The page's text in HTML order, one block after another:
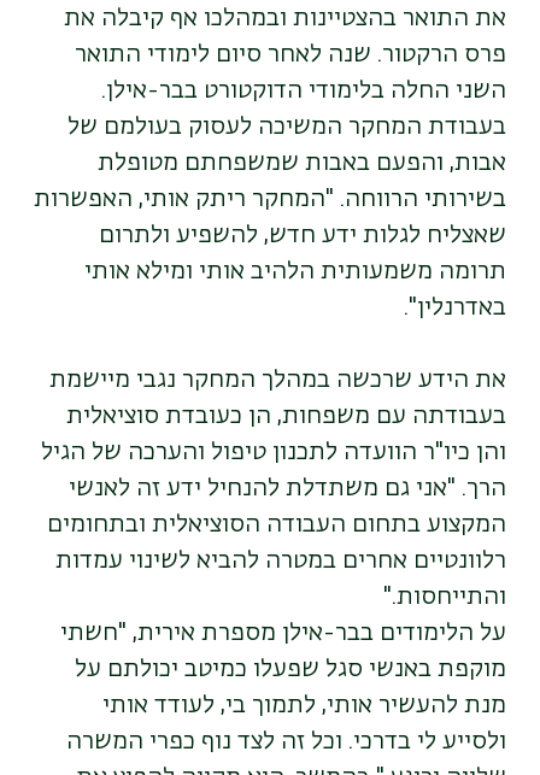
את התואר בהצטיינות ובמהלכו אף קיבלה את
פרס הרקטור. שנה לאחר סיום לימודי התואר
השני החלה בלימודי הדוקטורט בבר-אילן.
בעבודת המחקר המשיכה לעסוק בעולמם של
אבות, והפעם באבות שמשפחתם מטופלת
בשירותי הרווחה. "המחקר ריתק אותי, האפשרות
שאצליח לגלות ידע חדש, להשפיע ולתרום
תרומה משמעותית הלהיב אותי ומילא אותי
באדרנלין".
את הידע שרכשה במהלך המחקר נגבי מיישמת
בעבודתה עם משפחות, הן כעובדת סוציאלית
והן כיו"ר הוועדה לתכנון טיפול והערכה של הגיל
הרך. "אני גם משתדלת להנחיל ידע זה לאנשי
המקצוע בתחום העבודה הסוציאלית ובתחומים
רלוונטיים אחרים במטרה להביא לשינוי עמדות
והתייחסות."
על הלימודים בבר-אילן מספרת אירית, "חשתי
מוקפת באנשי סגל שפעלו כמיטב יכולתם על
מנת להעשיר אותי, לתמוך בי, לעודד אותי
ולסייע לי בדרכי. וכל זה לצד נוף כפרי המשרה